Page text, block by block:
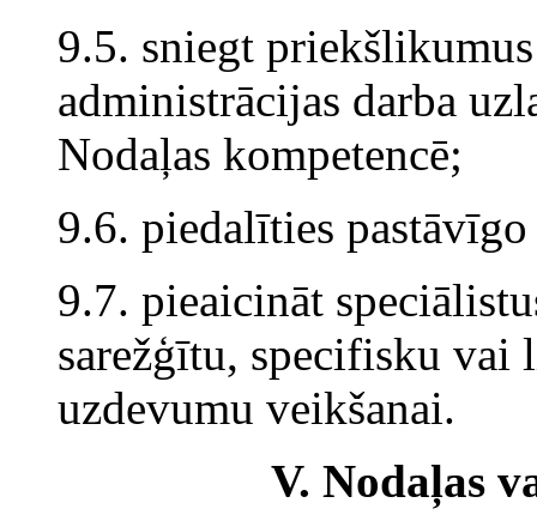
9.5. sniegt
administrācijas darba
Nodaļas kompetencē;
9.6. piedalīties
9.7. pieaicināt
sarežģītu, specifisku vai
uzdevumu veikšanai.
V. Nodaļas